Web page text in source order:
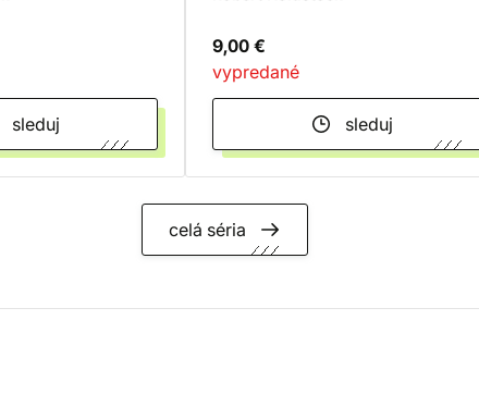
sleduj
9,00 €
vypredané
sleduj
celá séria